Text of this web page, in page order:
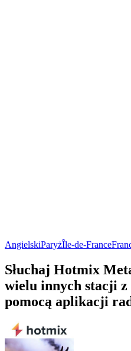
AngielskiParyżÎle-de-France
Słuchaj Hotmix
wielu innych stacji z
pomocą aplikacji